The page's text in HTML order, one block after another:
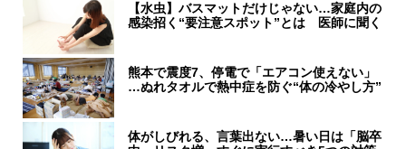
【水虫】バスマットだけじゃない…家庭内の
感染招く“要注意スポット”とは 医師に聞く
熊本で震度7、停電で「エアコン使えない」
…ぬれタオルで熱中症を防ぐ“体の冷やし方”
体がしびれる、言葉出ない…暑い日は「脳卒